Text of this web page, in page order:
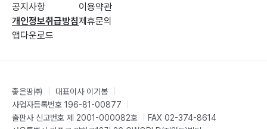
093 그의 꿈
094 오늘, 끝!
096 그
101 인생, 금방이다
102 그냥
104 울 엄니
공지사항
개인정보취급방침
앱다운로드
이용약관
제휴문의
좋은땅㈜ 대표이사 이기봉
사업자등록번호 196-81-00877
출판사 신고번호 제 2001-000082호
FAX 02-374-8614